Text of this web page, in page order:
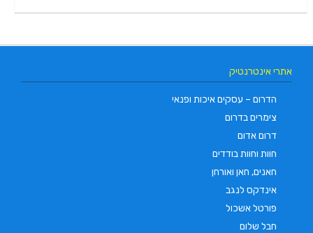
אתרי אינטרנטיק
הדרום – עסקים איכות ופנאי
צימרים בדרום
דרום אדום
חוות וחוות בודדים
חאנים, חאן ואורחן
אינדקס לנגב
פורטל אשכול
חבל שלום